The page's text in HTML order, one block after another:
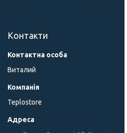
Контакти
Виталий
Teplostore